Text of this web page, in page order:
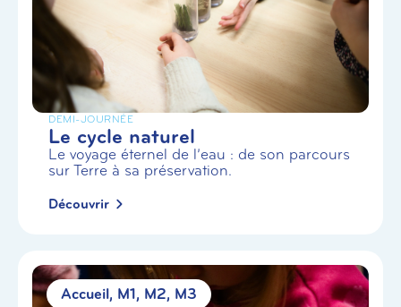
DEMI-JOURNÉE
Le cycle naturel
Le voyage éternel de l’eau : de son parcours
sur Terre à sa préservation.
Découvrir
Accueil M1 M2 M3